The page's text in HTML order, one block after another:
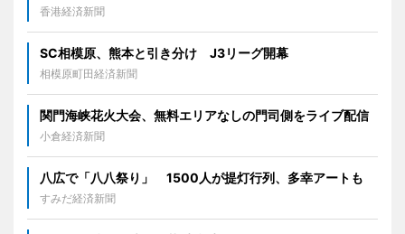
香港経済新聞
SC相模原、熊本と引き分け J3リーグ開幕
相模原町田経済新聞
関門海峡花火大会、無料エリアなしの門司側をライブ配信
小倉経済新聞
八広で「八八祭り」 1500人が提灯行列、多幸アートも
すみだ経済新聞